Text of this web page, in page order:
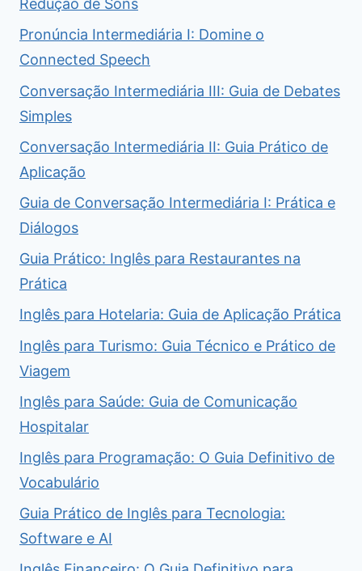
Redução de Sons
Pronúncia Intermediária I: Domine o
Connected Speech
Conversação Intermediária III: Guia de Debates
Simples
Conversação Intermediária II: Guia Prático de
Aplicação
Guia de Conversação Intermediária I: Prática e
Diálogos
Guia Prático: Inglês para Restaurantes na
Prática
Inglês para Hotelaria: Guia de Aplicação Prática
Inglês para Turismo: Guia Técnico e Prático de
Viagem
Inglês para Saúde: Guia de Comunicação
Hospitalar
Inglês para Programação: O Guia Definitivo de
Vocabulário
Guia Prático de Inglês para Tecnologia:
Software e AI